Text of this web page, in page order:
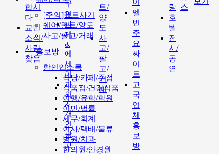
[주의]랜트사기
쉐어/렌트/양도
사고/팔고/거래
홍보방
한인업소록
식당/카페/주점
식품점/건강식품
여행/유학/학원
이민/법률
세무/회계
이사/택배/물류
병원/치과
한의원/안경원
합시
다
교민
소식/
사람
찾음
구
인
과
제
&
에
세
이
과
외
&
개
인
광
고
트/
양
도
사
고/
팔
고/
거
래
이
멜
번
주
요
싸
이
트
고
국
업
체
홍
보
방
랑
호
텔
전
시/
공
연
스